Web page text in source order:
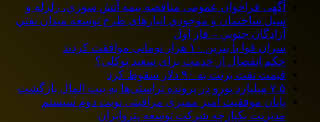
آگهی فراخوان عمومی مناقصه بيمه آتش سوزي، زلزله و
سیل ساختمان و موجودي انبارهای طرح توسعه ميدان نفتي
آزادگان جنوبي – فاز اول
سران قوا با بنزین ۱۰ هزار تومانی موافقت کردند
حکم انفصال از خدمت برای سعید توکلی؟
قیمت نفت برنت به ۹۰ دلار سقوط کرد
۷.۵ میلیارد یورو در پرونده تراستی‌ها به بیت المال بازگشت
پایان موفقیت آمیز ممیزی مراقبتی نوبت دوم سیستم
مدیریت یکپارچه شرکت توسعه پتروایران